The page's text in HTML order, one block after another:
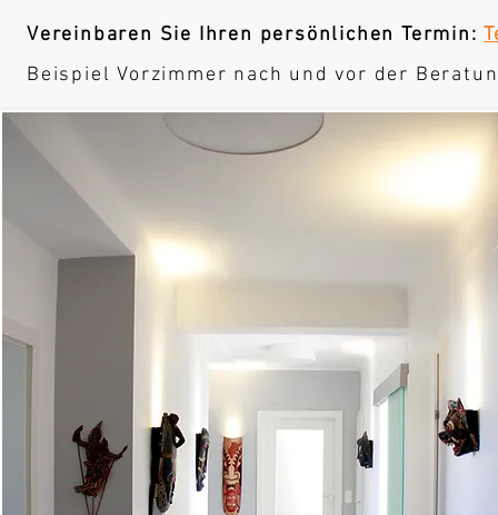
Vereinbaren Sie Ihren persönlichen Termin:
Beispiel Vorzimmer nach und vor der